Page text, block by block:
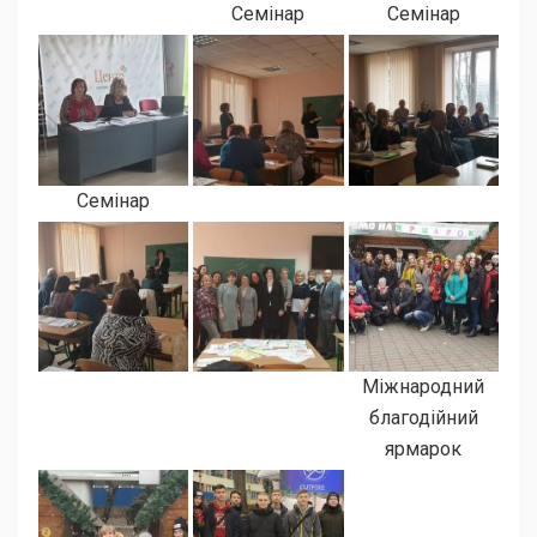
Семінар Семінар
Семінар
Міжнародний
благодійний
ярмарок